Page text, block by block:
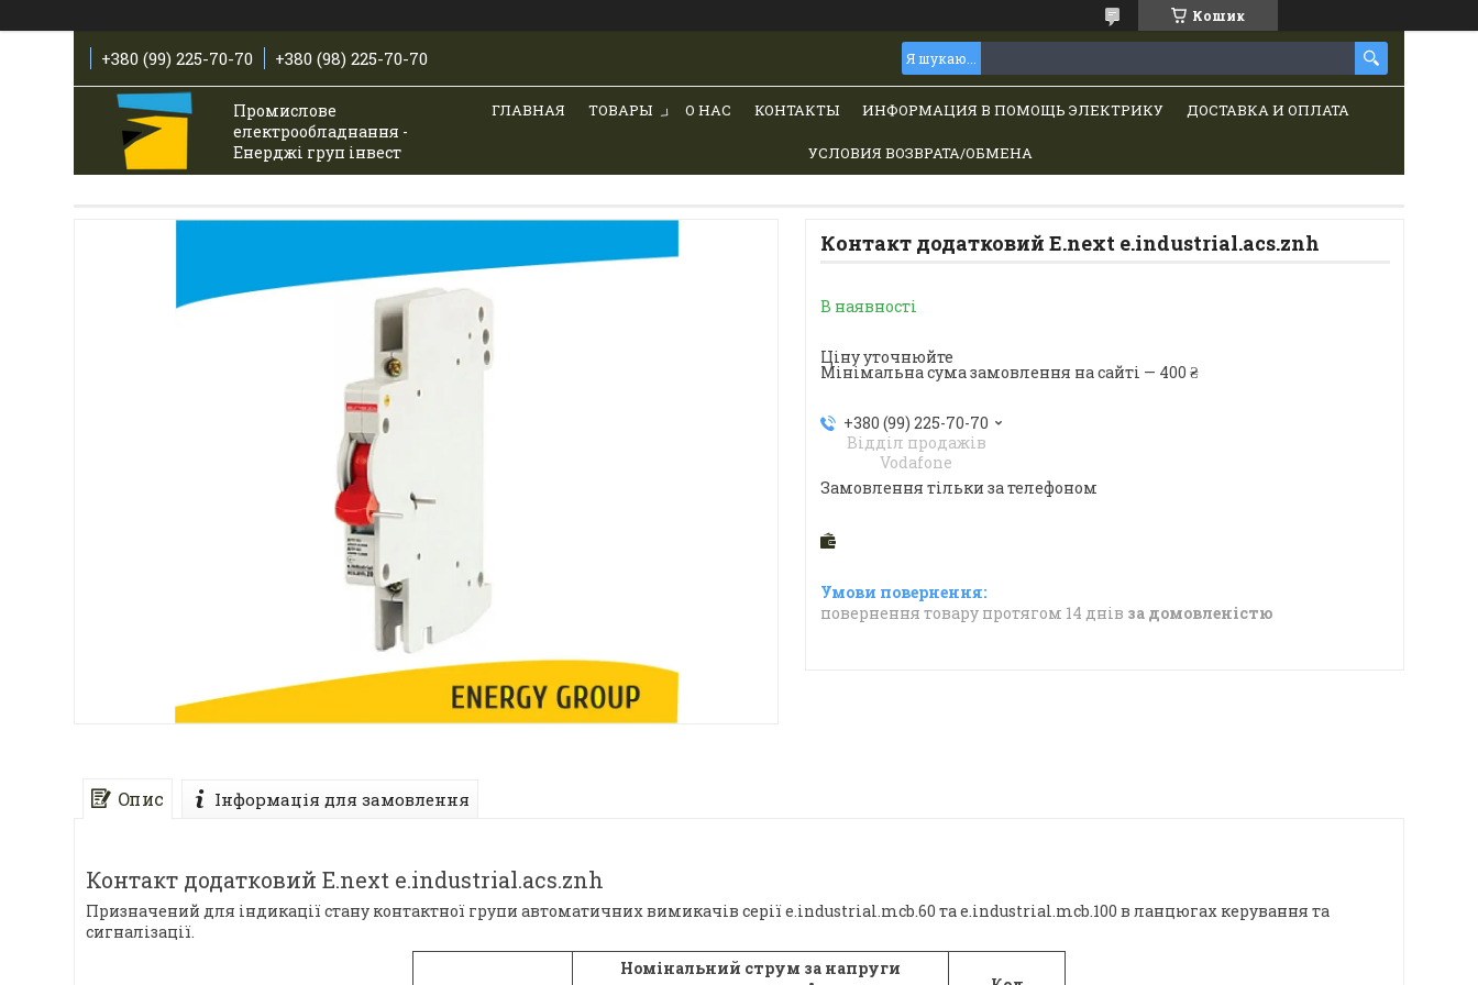
Кошик
+380 (99) 225-70-70 +380 (98) 225-70-70
Промислове
електрообладнання -
Енерджі груп інвест
ГЛАВНАЯ ТОВАРЫ О НАС КОНТАКТЫ ИНФОРМАЦИЯ В ПОМОЩЬ ЭЛЕКТРИКУ ДОСТАВКА И ОПЛАТА
УСЛОВИЯ ВОЗВРАТА/ОБМЕНА
Контакт додатковий E.next e.industrial.acs.znh
В наявності
Ціну уточнюйте
Мінімальна сума замовлення на сайті — 400 ₴
+380 (99) 225-70-70
Відділ продажів
Vodafone
Замовлення тільки за телефоном
повернення товару протягом 14 днів за домовленістю
Опис Інформація для замовлення
Контакт додатковий E.next e.industrial.acs.znh
Призначений для індикації стану контактної групи автоматичних вимикачів серії e.industrial.mcb.60 та e.industrial.mcb.100 в ланцюгах керування та
сигналізації.
Номінальний струм за напруги